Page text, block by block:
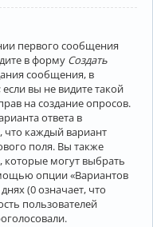
первого сообщения
в форму Создать
сообщения, в
вы не видите такой
на создание опросов.
ответа в
что каждый вариант
поля. Вы также
которые могут выбрать
опции «Вариантов
(0 означает, что
пользователей